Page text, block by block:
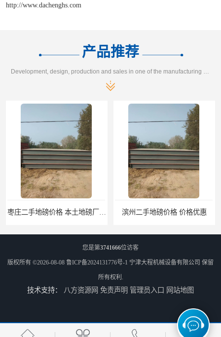
http://www.dachenghs.com
产品推荐
滨州二手地磅价格 价格优惠 潍坊旧地磅出售 厂家直销
您是第3741666位访客
版权所有 ©2026-08-08 鲁ICP备2024131776号-1 宁津大程机械设备有限公司 保留
所有权利.
技术支持： 八方资源网 免责声明 管理员入口 网站地图